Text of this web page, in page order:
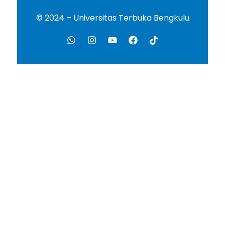
© 2024 – Universitas Terbuka Bengkulu